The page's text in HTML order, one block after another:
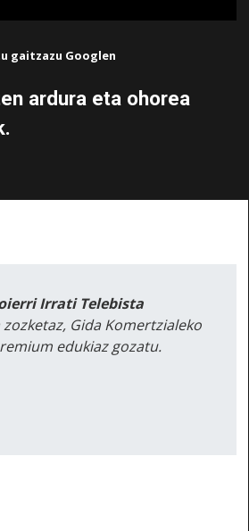
gaitzazu Googlen
ardura eta ohorea
Irrati Telebista
zozketaz, Gida Komertzialeko
edukiaz gozatu.